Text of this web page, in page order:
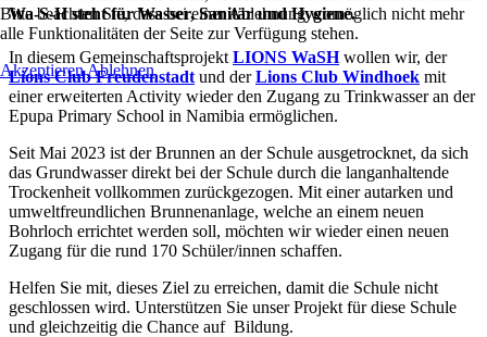
Wa-S-H steht für Wasser, Sanitär und Hygiene.
In diesem Gemeinschaftsprojekt LIONS WaSHwollen wir, der
Lions Club Freudenstadt und derLions Club Windhoek mit
einer erweiterten Activity wieder den Zugang zu Trinkwasser an der
Epupa Primary School in Namibia ermöglichen.
Seit Mai 2023 ist der Brunnen an der Schule ausgetrocknet, da sich
das Grundwasser direkt bei der Schule durch die langanhaltende
Trockenheit vollkommen zurückgezogen. Mit einer autarken und
umweltfreundlichen Brunnenanlage, welche an einem neuen
Bohrloch errichtet werden soll, möchten wir wieder einen neuen
Zugang für die rund 170 Schüler/innen schaffen.
Helfen Sie mit, dieses Ziel zu erreichen, damit die Schule nicht
geschlossen wird. Unterstützen Sie unser Projekt für diese Schule
und gleichzeitig die Chance auf Bildung.
Bitte beachten Sie, dass bei einer Ablehnung womöglich nicht mehr
alle Funktionalitäten der Seite zur Verfügung stehen.
AkzeptierenAblehnen